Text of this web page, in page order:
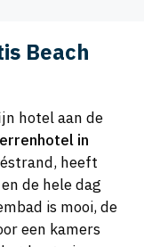
Beach
hotel aan de
in
heeft
de hele dag
is mooi, de
een kamers